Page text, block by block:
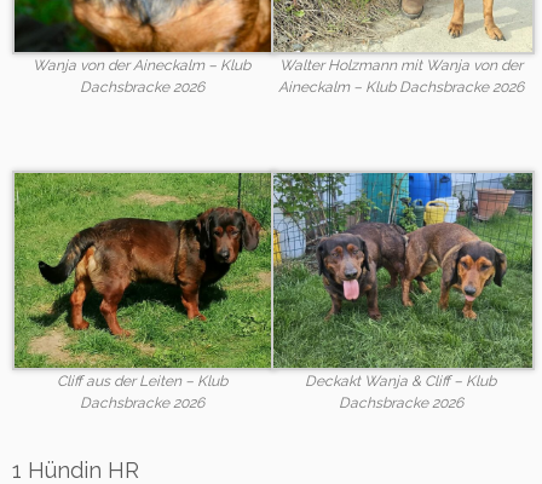
Wanja von der Aineckalm – Klub
Dachsbracke 2026
Walter Holzmann mit Wanja von der
Aineckalm – Klub Dachsbracke 2026
Cliff aus der Leiten – Klub
Dachsbracke 2026
Deckakt Wanja & Cliff – Klub
Dachsbracke 2026
1 Hündin HR